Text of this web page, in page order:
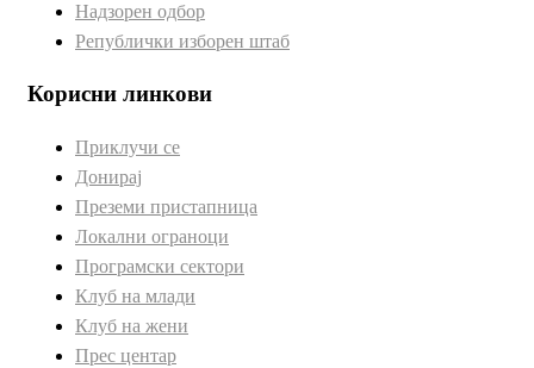
Надзорен одбор
Републички изборен штаб
Корисни линкови
Приклучи се
Донирај
Преземи пристапница
Локални ограноци
Програмски сектори
Клуб на млади
Клуб на жени
Прес центар